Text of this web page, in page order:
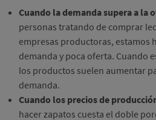
Cuando la demanda supera a la
personas tratando de comprar
empresas productoras, estamos
demanda y poca oferta. Cuando
los productos suelen aumentar
demanda.
Cuando los precios de
hacer zapatos cuesta el doble